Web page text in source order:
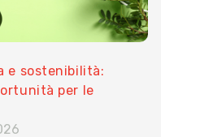
e sostenibilità:
per le